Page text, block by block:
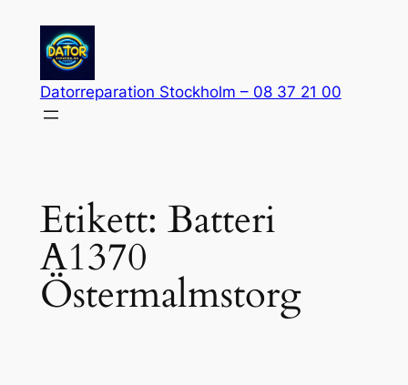
innehåll
Datorreparation Stockholm – 08 37 21 00
Etikett: Batteri
A1370
Östermalmstorg